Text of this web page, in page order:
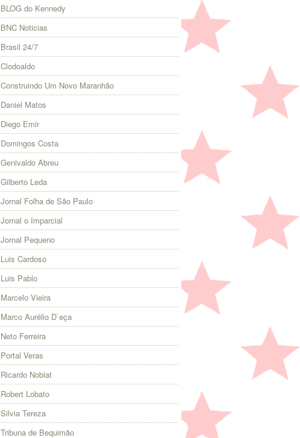
BLOG do Kennedy
BNC Noticias
Brasil 24/7
Clodoaldo
Construindo Um Novo Maranhão
Daniel Matos
Diego Emir
Domingos Costa
Genivaldo Abreu
Gilberto Leda
Jornal Folha de São Paulo
Jornal o Imparcial
Jornal Pequeno
Luis Cardoso
Luis Pablo
Marcelo Vieira
Marco Aurélio D`eça
Neto Ferreira
Portal Veras
Ricardo Noblat
Robert Lobato
Silvia Tereza
Tribuna de Bequimão